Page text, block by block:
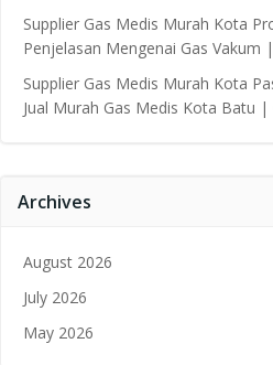
Supplier Gas Medis Murah Kota
Penjelasan Mengenai Gas Vakum
Supplier Gas Medis Murah Kota
Jual Murah Gas Medis Kota Batu |
Archives
August 2026
July 2026
May 2026